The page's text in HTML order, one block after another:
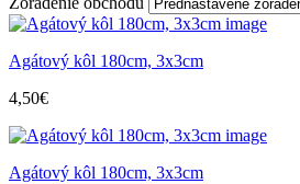
Agátový kôl 180cm, 3x3cm
4,50€
Agátový kôl 180cm, 3x3cm